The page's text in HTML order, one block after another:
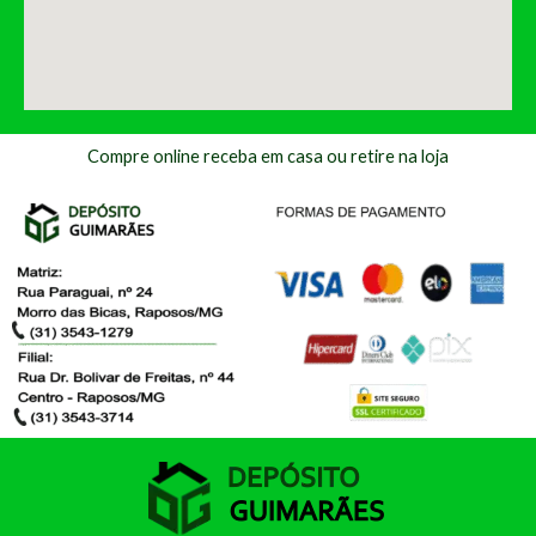
Compre online receba em casa ou retire na loja